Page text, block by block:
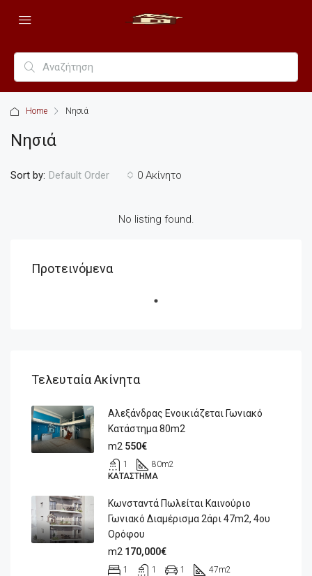
Home Νησιά
Νησιά
0 Ακίνητο
Sort by: Default Order
No listing found.
Προτεινόμενα
Τελευταία Ακίνητα
Αλεξάνδρας Ενοικιάζεται Γωνιακό
Κατάστημα 80m2
m2 550€
1 80m2
ΚΑΤΆΣΤΗΜΑ
Κωνσταντά Πωλείται Καινούριο
Γωνιακό Διαμέρισμα 2άρι 47m2, 4ου
Ορόφου
m2 170,000€
1 1 1 47m2